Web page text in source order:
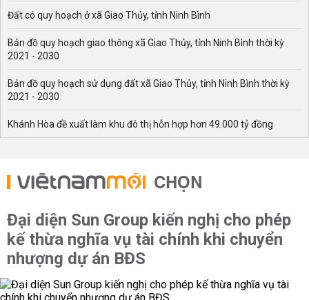
Đất có quy hoạch ở xã Giao Thủy, tỉnh Ninh Bình
Bản đồ quy hoạch giao thông xã Giao Thủy, tỉnh Ninh Bình thời kỳ
2021 - 2030
Bản đồ quy hoạch sử dụng đất xã Giao Thủy, tỉnh Ninh Bình thời kỳ
2021 - 2030
Khánh Hòa đề xuất làm khu đô thị hỗn hợp hơn 49.000 tỷ đồng
CHỌN
Đại diện Sun Group kiến nghị cho phép
kế thừa nghĩa vụ tài chính khi chuyển
nhượng dự án BĐS